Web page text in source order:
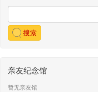
搜索
亲友纪念馆
暂无亲友馆